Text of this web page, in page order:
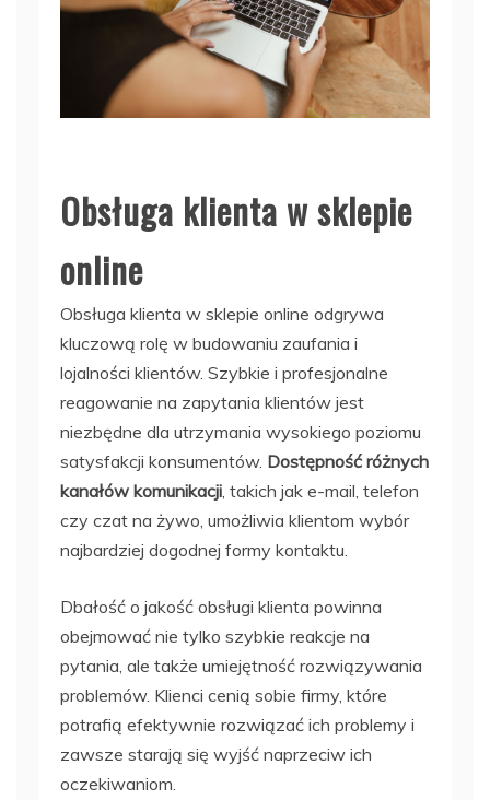
Obsługa klienta w sklepie
online
Obsługa klienta w sklepie online odgrywa
kluczową rolę w budowaniu zaufania i
lojalności klientów. Szybkie i profesjonalne
reagowanie na zapytania klientów jest
niezbędne dla utrzymania wysokiego poziomu
satysfakcji konsumentów. Dostępność różnych
kanałów komunikacji , takich jak e-mail, telefon
czy czat na żywo, umożliwia klientom wybór
najbardziej dogodnej formy kontaktu.
Dbałość o jakość obsługi klienta powinna
obejmować nie tylko szybkie reakcje na
pytania, ale także umiejętność rozwiązywania
problemów. Klienci cenią sobie firmy, które
potrafią efektywnie rozwiązać ich problemy i
zawsze starają się wyjść naprzeciw ich
oczekiwaniom.